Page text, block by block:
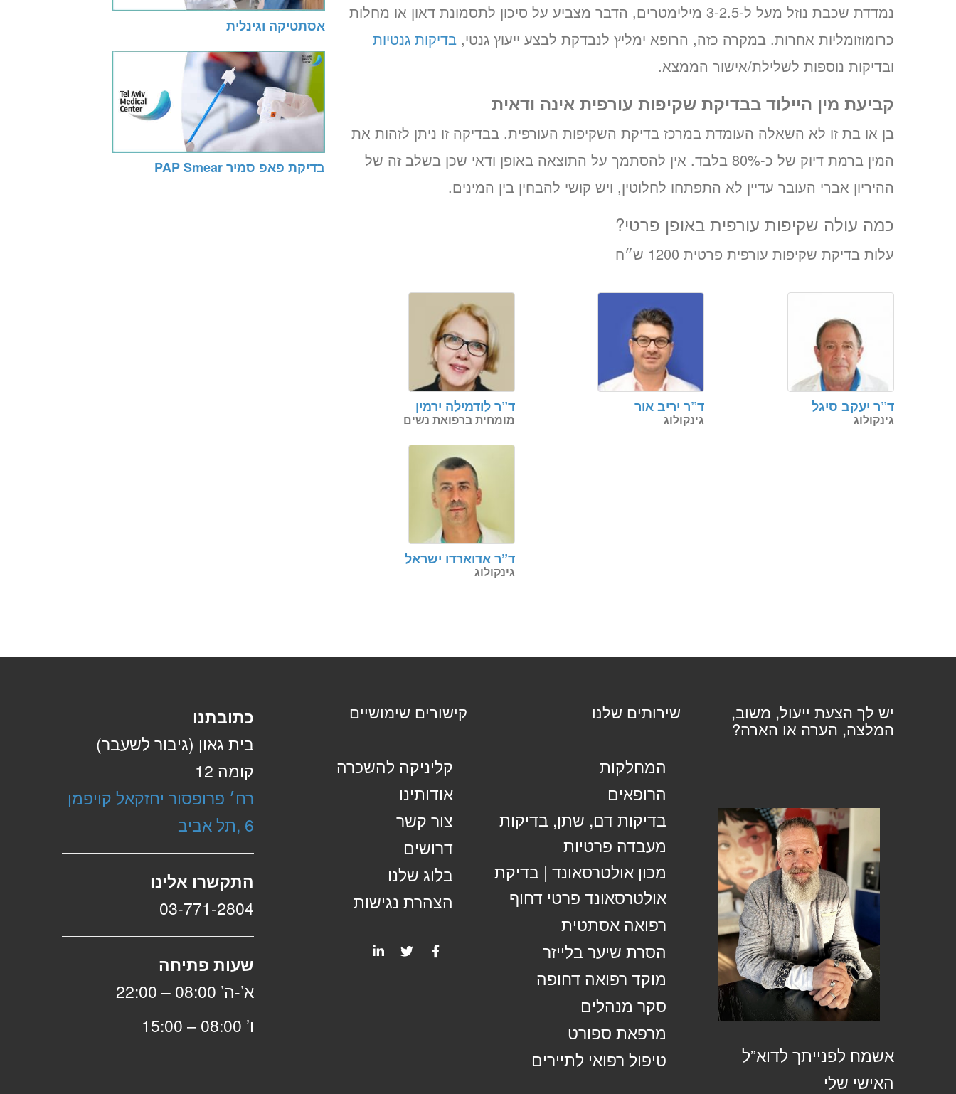
נמדדת שכבת נוזל מעל ל-3-2.5 מילימטרים, הדבר מצביע על סיכון לתסמונת דאון או מחלות
כרומוזומליות אחרות. במקרה כזה, הרופא ימליץ לנבדקת לבצע ייעוץ גנטי, בדיקות גנטיות
ובדיקות נוספות לשלילת/אישור הממצא.
קביעת מין היילוד בבדיקת שקיפות עורפית אינה ודאית
בן או בת זו לא השאלה העומדת במרכז בדיקת השקיפות העורפית. בבדיקה זו ניתן לזהות את
המין ברמת דיוק של כ-80% בלבד. אין להסתמך על התוצאה באופן ודאי שכן בשלב זה של
ההיריון אברי העובר עדיין לא התפתחו לחלוטין, ויש קושי להבחין בין המינים.
כמה עולה שקיפות עורפית באופן פרטי?
עלות בדיקת שקיפות עורפית פרטית 1200 ש״ח
ד”ר לודמילה ירמין
מומחית ברפואת נשים
ד”ר יריב אור
גינקולוג
ד”ר יעקב סיגל
גינקולוג
ד”ר אדוארדו ישראל
גינקולוג
אסתטיקה וגינלית
בדיקת פאפ סמיר PAP Smear
יש לך הצעת ייעול, משוב,
המלצה, הערה או הארה?
אשמח לפנייתך לדוא”ל
האישי שלי
שירותים שלנו
המחלקות
הרופאים
בדיקות דם, שתן, בדיקות
מעבדה פרטיות
מכון אולטרסאונד | בדיקת
אולטרסאונד פרטי דחוף
רפואה אסתטית
הסרת שיער בלייזר
מוקד רפואה דחופה
סקר מנהלים
מרפאת ספורט
טיפול רפואי לתיירים
קישורים שימושיים
קליניקה להשכרה
אודותינו
צור קשר
דרושים
בלוג שלנו
הצהרת נגישות
כתובתנו
בית גאון (גיבור לשעבר)
קומה 12
רח׳ פרופסור יחזקאל קויפמן
6 ,תל אביב
התקשרו אלינו
03-771-2804
שעות פתיחה
א’-ה’ 08:00 – 22:00
ו’ 08:00 – 15:00